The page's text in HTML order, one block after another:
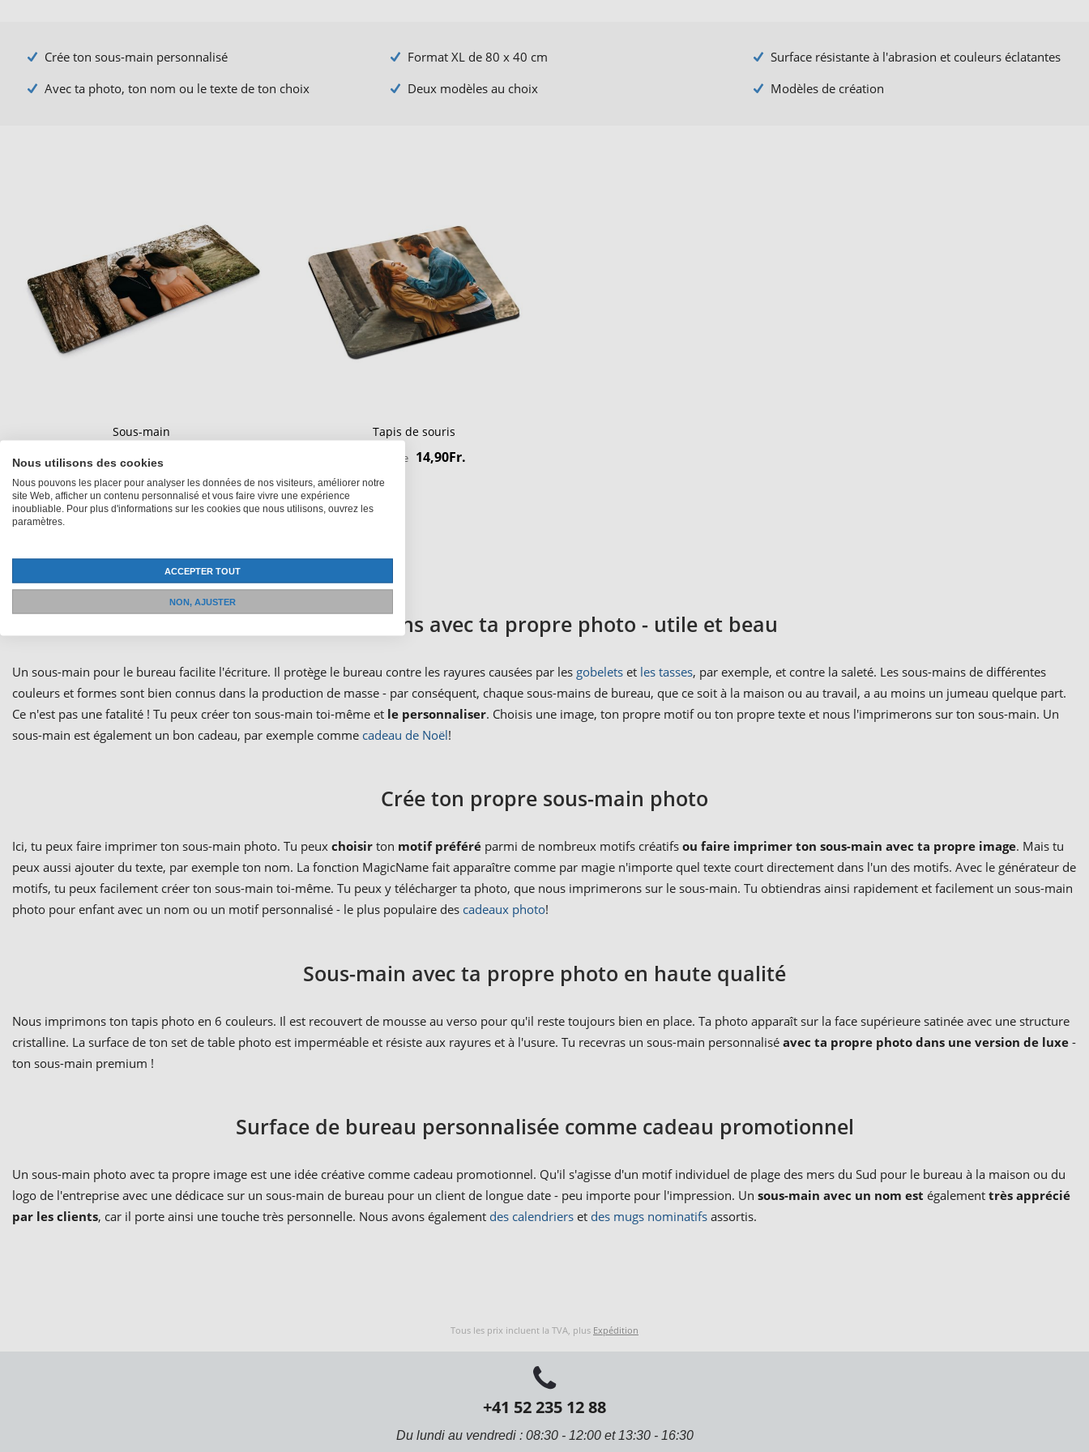
Crée ton sous-main personnalisé
Avec ta photo, ton nom ou le texte de ton choix
Format XL de 80 x 40 cm
Deux modèles au choix
Surface résistante à l'abrasion et couleurs éclatantes
Modèles de création
Sous-main
à partir de 34,90Fr.
Tapis de souris
à partir de 14,90Fr.
Sous-mains avec ta propre photo - utile et beau
Un sous-main pour le bureau facilite l'écriture. Il protège le bureau contre les rayures causées par les gobelets et les tasses, par exemple, et contre la saleté. Les sous-mains de différentes
couleurs et formes sont bien connus dans la production de masse - par conséquent, chaque sous-mains de bureau, que ce soit à la maison ou au travail, a au moins un jumeau quelque part.
Ce n'est pas une fatalité ! Tu peux créer ton sous-main toi-même et le personnaliser. Choisis une image, ton propre motif ou ton propre texte et nous l'imprimerons sur ton sous-main. Un
sous-main est également un bon cadeau, par exemple comme cadeau de Noël!
Crée ton propre sous-main photo
Ici, tu peux faire imprimer ton sous-main photo. Tu peux choisir ton motif préféré parmi de nombreux motifs créatifs ou faire imprimer ton sous-main avec ta propre image. Mais tu
peux aussi ajouter du texte, par exemple ton nom. La fonction MagicName fait apparaître comme par magie n'importe quel texte court directement dans l'un des motifs. Avec le générateur de
motifs, tu peux facilement créer ton sous-main toi-même. Tu peux y télécharger ta photo, que nous imprimerons sur le sous-main. Tu obtiendras ainsi rapidement et facilement un sous-main
photo pour enfant avec un nom ou un motif personnalisé - le plus populaire des cadeaux photo!
Sous-main avec ta propre photo en haute qualité
Nous imprimons ton tapis photo en 6 couleurs. Il est recouvert de mousse au verso pour qu'il reste toujours bien en place. Ta photo apparaît sur la face supérieure satinée avec une structure
cristalline. La surface de ton set de table photo est imperméable et résiste aux rayures et à l'usure. Tu recevras un sous-main personnalisé avec ta propre photo dans une version de luxe -
ton sous-main premium !
Surface de bureau personnalisée comme cadeau promotionnel
Un sous-main photo avec ta propre image est une idée créative comme cadeau promotionnel. Qu'il s'agisse d'un motif individuel de plage des mers du Sud pour le bureau à la maison ou du
logo de l'entreprise avec une dédicace sur un sous-main de bureau pour un client de longue date - peu importe pour l'impression. Un sous-main avec un nom est également très apprécié
par les clients, car il porte ainsi une touche très personnelle. Nous avons également des calendriers et des mugs nominatifs assortis.
Tous les prix incluent la TVA, plus Expédition
+41 52 235 12 88
Du lundi au vendredi : 08:30 - 12:00 et 13:30 - 16:30
Nous utilisons des cookies
Nous pouvons les placer pour analyser les données de nos visiteurs, améliorer notre
site Web, afficher un contenu personnalisé et vous faire vivre une expérience
inoubliable. Pour plus d'informations sur les cookies que nous utilisons, ouvrez les
paramètres.
ACCEPTER TOUT
NON, AJUSTER